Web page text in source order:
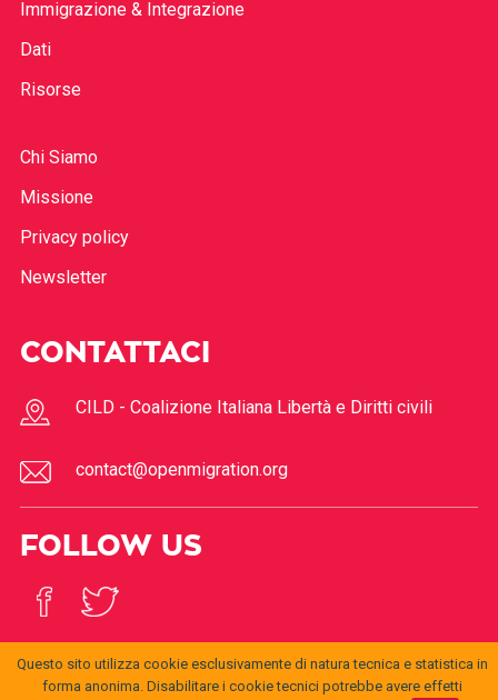
Immigrazione & Integrazione
Dati
Risorse
Chi Siamo
Missione
Privacy policy
Newsletter
CONTATTACI
CILD - Coalizione Italiana Libertà e Diritti civili
contact@openmigration.org
FOLLOW US
Questo sito utilizza cookie esclusivamente di natura tecnica e statistica in
forma anonima. Disabilitare i cookie tecnici potrebbe avere effetti